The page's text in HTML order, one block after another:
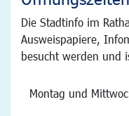
Die Stadtinfo im
Ausweispapiere,
besucht werden und
Montag und